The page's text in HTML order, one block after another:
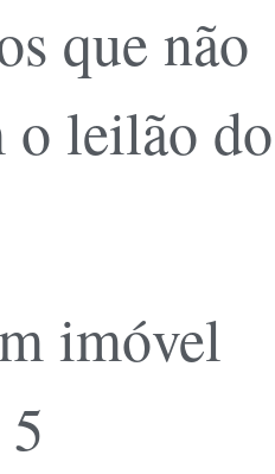
que não
o leilão do
imóvel